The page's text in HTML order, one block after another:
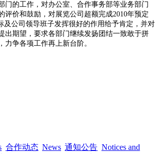
门的工作，对办公室、合作事务部等业务部门
评价和鼓励，对展览公司超额完成2010年预定
及公司领导班子发挥很好的作用给予肯定，并对
出期望，要求各部门继续发扬团结一致敢于拼
力争各项工作再上新台阶。
合作动态 News 通知公告 Notices and